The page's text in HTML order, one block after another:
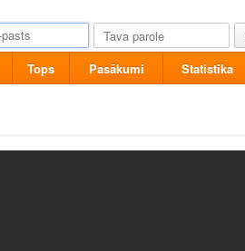
Tops Pasākumi Statistika